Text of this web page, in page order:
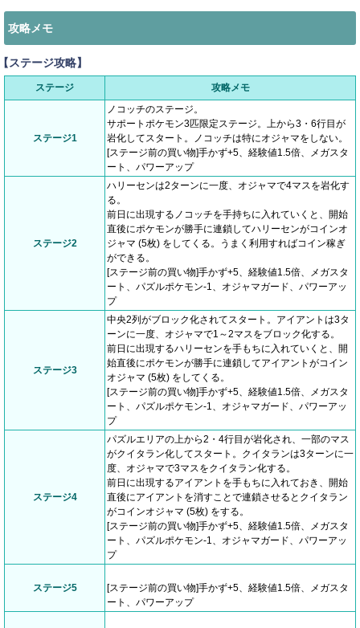
攻略メモ
ステージ攻略】
ステージ 攻略メモ
ステージ1
ノコッチのステージ。
サポートポケモン3匹限定ステージ。上から3・6行目が
岩化してスタート。ノコッチは特にオジャマをしない。
[ステージ前の買い物]手かず+5、経験値1.5倍、メガスタ
ート、パワーアップ
ステージ2
ハリーセンは2ターンに一度、オジャマで4マスを岩化す
る。
前日に出現するノコッチを手持ちに入れていくと、開始
直後にポケモンが勝手に連鎖してハリーセンがコインオ
ジャマ (5枚) をしてくる。うまく利用すればコイン稼ぎ
ができる。
[ステージ前の買い物]手かず+5、経験値1.5倍、メガスタ
ート、パズルポケモン-1、オジャマガード、パワーアッ
プ
ステージ3
中央2列がブロック化されてスタート。アイアントは3タ
ーンに一度、オジャマで1～2マスをブロック化する。
前日に出現するハリーセンを手もちに入れていくと、開
始直後にポケモンが勝手に連鎖してアイアントがコイン
オジャマ (5枚) をしてくる。
[ステージ前の買い物]手かず+5、経験値1.5倍、メガスタ
ート、パズルポケモン-1、オジャマガード、パワーアッ
プ
ステージ4
パズルエリアの上から2・4行目が岩化され、一部のマス
がクイタラン化してスタート。クイタランは3ターンに一
度、オジャマで3マスをクイタラン化する。
前日に出現するアイアントを手もちに入れておき、開始
直後にアイアントを消すことで連鎖させるとクイタラン
がコインオジャマ (5枚) をする。
[ステージ前の買い物]手かず+5、経験値1.5倍、メガスタ
ート、パズルポケモン-1、オジャマガード、パワーアッ
プ
ステージ5
[ステージ前の買い物]手かず+5、経験値1.5倍、メガスタ
ート、パワーアップ